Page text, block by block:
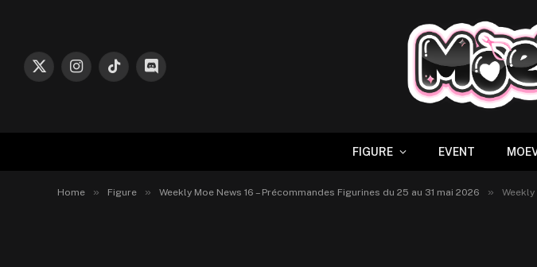
X
InstagramTikTokDiscord
FIGURE EVENT
Home » Figure » Weekly Moe News 16 – Précommandes Figurines du 25 au 31 mai 2026 » Weekly